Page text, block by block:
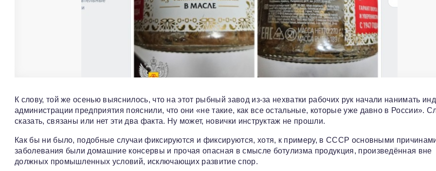
К слову, той же осенью выяснилось, что на этот рыбный завод из-за нехватки рабочих рук начали нанимать
администрации предприятия пояснили, что они «не такие, как все остальные, которые уже давно в России».
сказать, связаны или нет эти два факта. Ну может, новички инструктаж не прошли.
Как бы ни было, подобные случаи фиксируются и фиксируются, хотя, к примеру, в СССР основными
заболевания были домашние консервы и прочая опасная в смысле ботулизма продукция, произведённая вне
должных промышленных условий, исключающих развитие спор.